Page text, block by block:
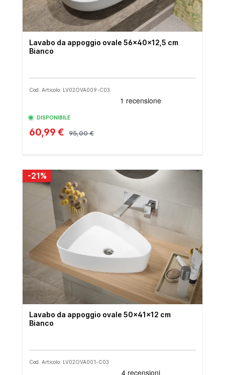
Lavabo da appoggio ovale 56x40x12,5 cm
Bianco
Cod. Articolo: LV02OVA009-C03
DISPONIBILE
60,99 € 95,00 €
-21%
Lavabo da appoggio ovale 50x41x12 cm
Bianco
Cod. Articolo: LV02OVA001-C03